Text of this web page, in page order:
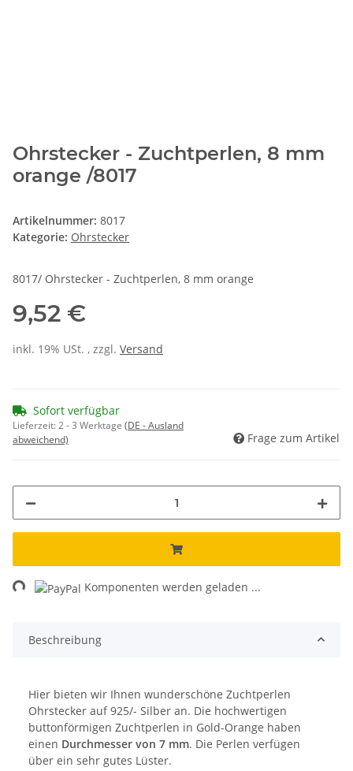
Ohrstecker - Zuchtperlen, 8 mm
orange /8017
Artikelnummer: 8017
Kategorie: Ohrstecker
8017/ Ohrstecker - Zuchtperlen, 8 mm orange
9,52 €
inkl. 19% USt. , zzgl. Versand
Sofort verfügbar
Lieferzeit:2 - 3 Werktage (DE - Ausland
abweichend)
Frage zum Artikel
Komponenten werden geladen ...
Beschreibung
Hier bieten wir Ihnen wunderschöne Zuchtperlen
Ohrstecker auf 925/- Silber an. Die hochwertigen
buttonförmigen Zuchtperlen in Gold-Orange haben
einen Durchmesser von 7 mm. Die Perlen verfügen
über ein sehr gutes Lüster.